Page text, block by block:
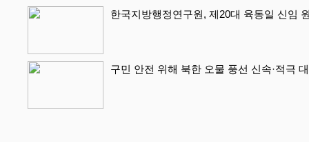
한국지방행정연구원, 제20대 육동일 신임
구민 안전 위해 북한 오물 풍선 신속·적극 대